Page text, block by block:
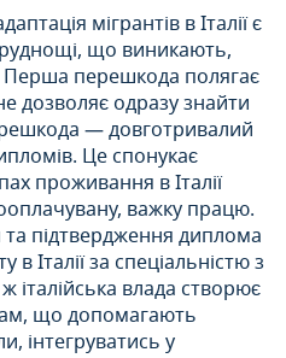
мігрантів в Італії є
що виникають,
Перша перешкода полягає
дозволяє одразу знайти
— довготривалий
Це спонукає
проживання в Італії
важку працю.
підтвердження диплома
Італії за спеціальністю з
італійська влада створює
що допомагають
інтегруватись у